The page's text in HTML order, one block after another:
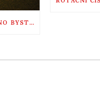
ČIŠTĚNÍ KOBERCŮ BRNO BYSTRC, INT.